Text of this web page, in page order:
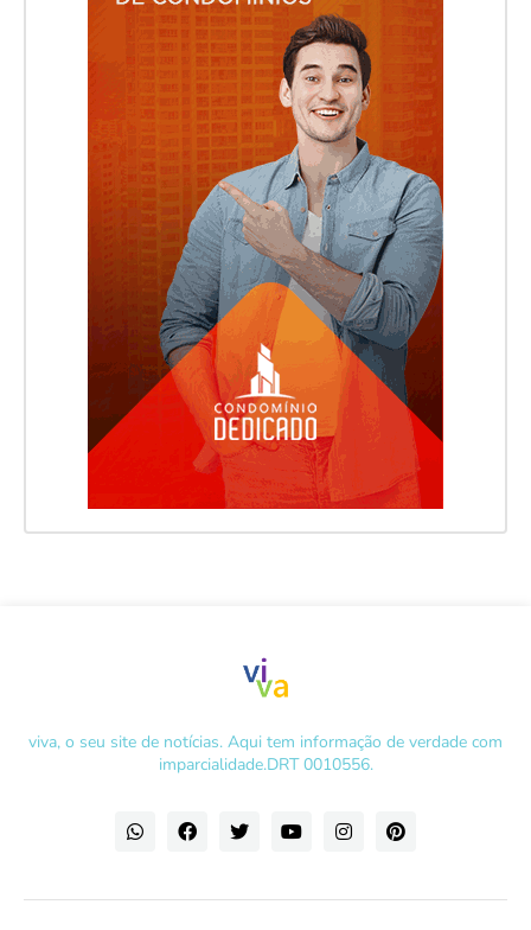
viva, o seu site de notícias. Aqui tem informação de verdade com
imparcialidade.DRT 0010556.